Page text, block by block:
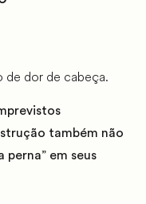
de dor de cabeça.
também não
perna” em seus